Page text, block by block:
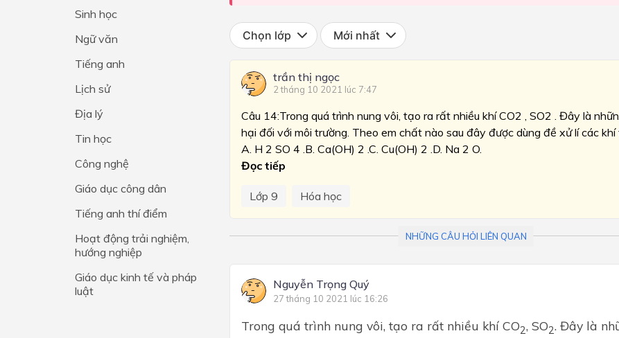
Lớp 10
Lớp 9
Lớp 8
Lớp 7
Lớp 5
Lớp 4
Lớp 3
Lớp 2
Lớp 1
Sinh học
Ngữ văn
Tiếng anh
Lịch sử
Địa lý
Tin học
Công nghệ
Giáo dục công dân
Tiếng anh thí điểm
Hoạt động trải nghiệm,
hướng nghiệp
Giáo dục kinh tế và pháp
luật
Chọn lớp Mới nhất
trần thị ngọc
2 tháng 10 2021 lúc 7:47
Câu 14:Trong quá trình nung vôi, tạo ra rất nhiều khí CO2 , SO2 . Đây là
hại đối với môi trường. Theo em chất nào sau đây được dùng đề xử lí các
A. H 2 SO 4 .B. Ca(OH) 2 .C. Cu(OH) 2 .D. Na 2 O.
Đọc tiếp
Lớp 9 Hóa học
NHỮNG CÂU HỎI LIÊN QUAN
Nguyễn Trọng Quý
27 tháng 10 2021 lúc 16:26
Trong quá trình nung vôi, tạo ra rất nhiều khí CO2, SO2. Đây là